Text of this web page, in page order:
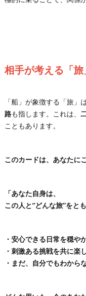
相手が考える「
「船」が象徴する「旅」は
路も指します。これは、
こともあります。
このカードは、あなたに
「あなた自身は、
この人と“どんな旅”をと
・安心できる日常を穏や
・刺激ある挑戦を共に楽
・まだ、自分でもわから